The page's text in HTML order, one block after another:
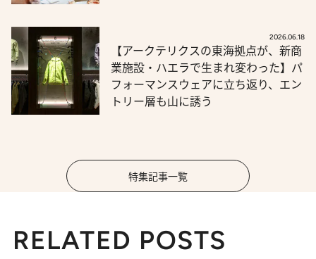
2026.06.18
【アークテリクスの東海拠点が、新商
業施設・ハエラで生まれ変わった】パ
フォーマンスウェアに立ち返り、エン
トリー層も山に誘う
特集記事一覧
RELATED POSTS